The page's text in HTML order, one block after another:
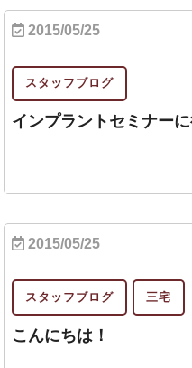
2015/05/25
スタッフブログ
インプラントセミナー
2015/05/25
スタッフブログ 三宅
こんにちは！